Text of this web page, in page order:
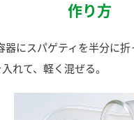
作り方
器にスパゲティを半分に折
れて、軽く混ぜる。